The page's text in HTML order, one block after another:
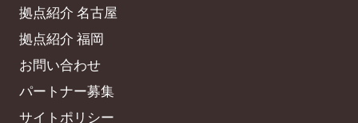
拠点紹介 名古屋
拠点紹介 福岡
お問い合わせ
パートナー募集
サイトポリシー